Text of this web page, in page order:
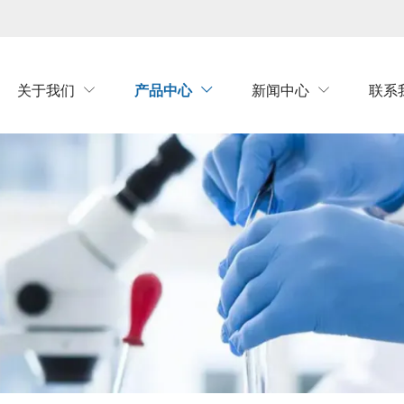
关于我们  产品中心  新闻中心  联系